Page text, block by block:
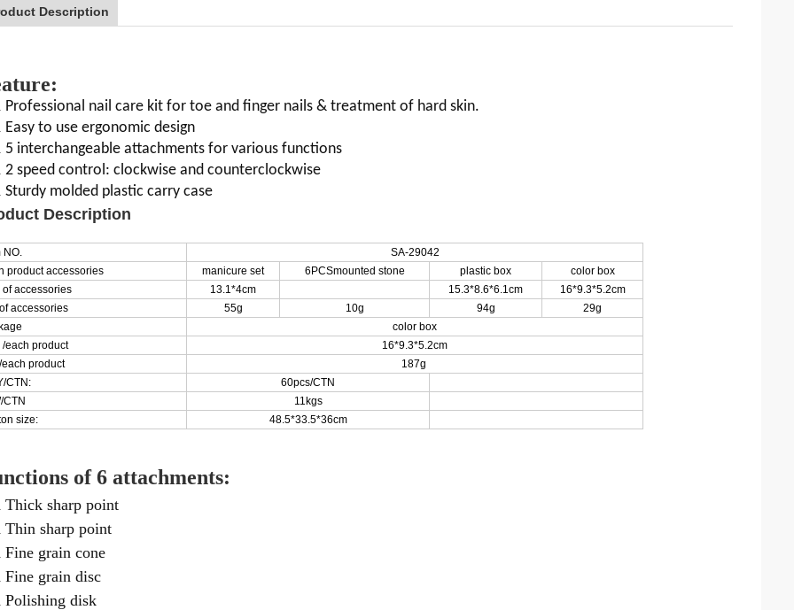
Description
Professional nail care kit for toe and finger nails & treatment of hard skin.
Easy to use ergonomic design
5 interchangeable attachments for various functions
2 speed control: clockwise and counterclockwise
Sturdy molded plastic carry case
Description
NO.
SA-29042
product accessories
manicure set 6PCSmounted stone plastic box
color box
of accessories
13.1*4cm 15.3*8.6*6.1cm
16*9.3*5.2cm
accessories
55g 10g 94g
29g
color box
/each product
16*9.3*5.2cm
each product
187g
CTN:
60pcs/CTN
CTN
11kgs
size:
48.5*33.5*36cm
of 6 attachments:
Thick sharp point
Thin sharp point
Fine grain cone
Fine grain disc
Polishing disk